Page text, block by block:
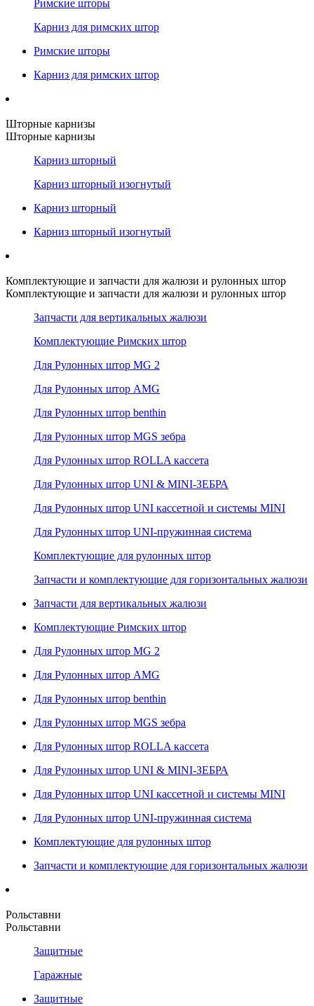
Римские шторы
Карниз для римских штор
Римские шторы
Карниз для римских штор
Шторные карнизы
Шторные карнизы
Карниз шторный
Карниз шторный изогнутый
Карниз шторный
Карниз шторный изогнутый
Комплектующие и запчасти для жалюзи и рулонных штор
Комплектующие и запчасти для жалюзи и рулонных штор
Запчасти для вертикальных жалюзи
Комплектующие Римских штор
Для Рулонных штор MG 2
Для Рулонных штор AMG
Для Рулонных штор benthin
Для Рулонных штор MGS зебра
Для Рулонных штор ROLLA кассета
Для Рулонных штор UNI & MINI-ЗЕБРА
Для Рулонных штор UNI кассетной и системы MINI
Для Рулонных штор UNI-пружинная система
Комплектующие для рулонных штор
Запчасти и комплектующие для горизонтальных жалюзи
Запчасти для вертикальных жалюзи
Комплектующие Римских штор
Для Рулонных штор MG 2
Для Рулонных штор AMG
Для Рулонных штор benthin
Для Рулонных штор MGS зебра
Для Рулонных штор ROLLA кассета
Для Рулонных штор UNI & MINI-ЗЕБРА
Для Рулонных штор UNI кассетной и системы MINI
Для Рулонных штор UNI-пружинная система
Комплектующие для рулонных штор
Запчасти и комплектующие для горизонтальных жалюзи
Рольставни
Рольставни
Защитные
Гаражные
Защитные